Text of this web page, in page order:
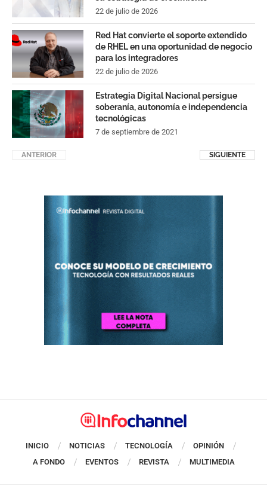
22 de julio de 2026
Red Hat convierte el soporte extendido
de RHEL en una oportunidad de negocio
para los integradores
22 de julio de 2026
Estrategia Digital Nacional persigue
soberanía, autonomía e independencia
tecnológicas
7 de septiembre de 2021
ANTERIOR SIGUIENTE
INICIO NOTICIAS TECNOLOGÍA
OPINIÓN
A FONDO
EVENTOS REVISTA MULTIMEDIA